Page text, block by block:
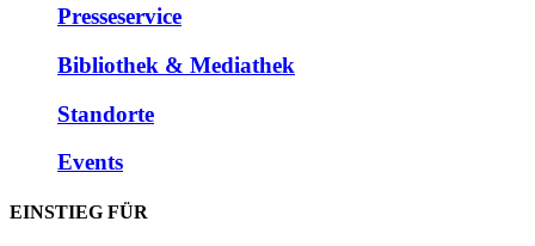
Presseservice
Bibliothek & Mediathek
Standorte
Events
EINSTIEG FÜR